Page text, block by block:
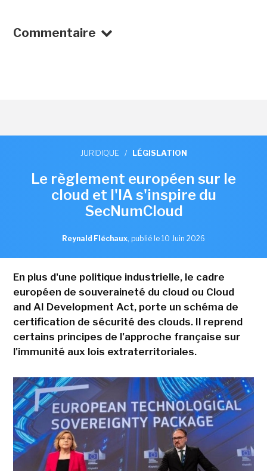
Commentaire
JURIDIQUE / LÉGISLATION
Le règlement européen sur le
cloud et l'IA s'inspire du
SecNumCloud
Reynald Fléchaux, publié le 10 Juin 2026
En plus d'une politique industrielle, le cadre
européen de souveraineté du cloud ou Cloud
and AI Development Act, porte un schéma de
certification de sécurité des clouds. Il reprend
certains principes de l'approche française sur
l'immunité aux lois extraterritoriales.